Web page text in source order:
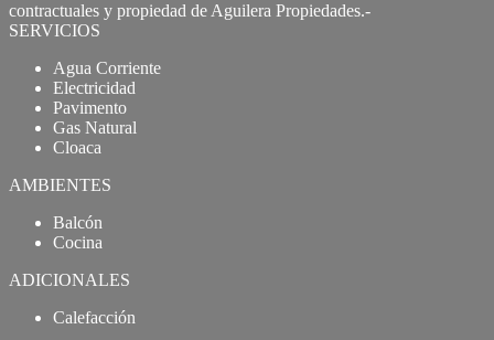
contractuales y propiedad de Aguilera Propiedades.-
SERVICIOS
Agua Corriente
Electricidad
Pavimento
Gas Natural
Cloaca
AMBIENTES
Balcón
Cocina
ADICIONALES
Calefacción